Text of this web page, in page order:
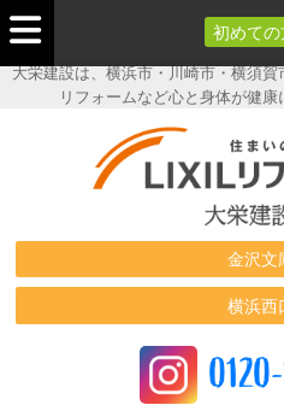
大栄建設は、横浜市・川崎市・横須
リフォームなど心と身体が健康
金沢文
横浜西
初めて